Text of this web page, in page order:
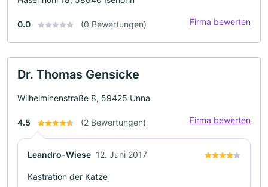
0.0 (0 Bewertungen) Firma bewerten
Dr. Thomas Gensicke
Wilhelminenstraße 8, 59425 Unna
4.5 (2 Bewertungen) Firma bewerten
Leandro-Wiese 12. Juni 2017
Kastration der Katze